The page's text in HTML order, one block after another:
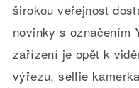
širokou veřejnost
novinky s označením
zařízení je opět k
výřezu, selfie